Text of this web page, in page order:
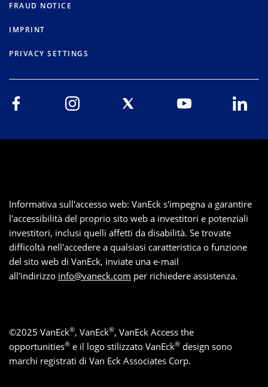
FRAUD NOTICE
IMPRINT
PRIVACY SETTINGS
Informativa sull'accesso web: VanEck s'impegna a garantire
l'accessibilità del proprio sito web a investitori e potenziali
investitori, inclusi quelli affetti da disabilità. Se trovate
difficoltà nell'accedere a qualsiasi caratteristica o funzione
del sito web di VanEck, inviate una e-mail
all'indirizzo info@vaneck.com per richiedere assistenza.
©2025 VanEck®, VanEck®, VanEck Access the
opportunities® e il logo stilizzato VanEck® design sono
marchi registrati di Van Eck Associates Corp.